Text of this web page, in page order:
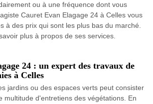
ou à une fréquence dont vous
Cauret Evan Elagage 24 à Celles vous
à des prix qui sont les plus bas du marché.
plus à propos de ses services.
24 : un expert des travaux de
à Celles
jardins ou des espaces verts peut consister
multitude d'entretiens des végétations. En